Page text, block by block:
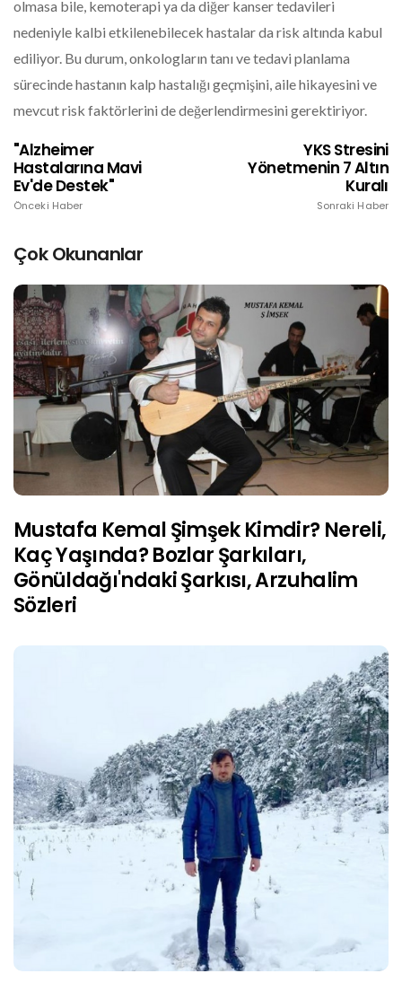
olmasa bile, kemoterapi ya da diğer kanser tedavileri
nedeniyle kalbi etkilenebilecek hastalar da risk altında kabul
ediliyor. Bu durum, onkologların tanı ve tedavi planlama
sürecinde hastanın kalp hastalığı geçmişini, aile hikayesini ve
mevcut risk faktörlerini de değerlendirmesini gerektiriyor.
"Alzheimer
Hastalarına Mavi
Ev'de Destek"
Önceki Haber
YKS Stresini
Yönetmenin 7 Altın
Kuralı
Sonraki Haber
Çok Okunanlar
Mustafa Kemal Şimşek Kimdir? Nereli,
Kaç Yaşında? Bozlar Şarkıları,
Gönüldağı'ndaki Şarkısı, Arzuhalim
Sözleri